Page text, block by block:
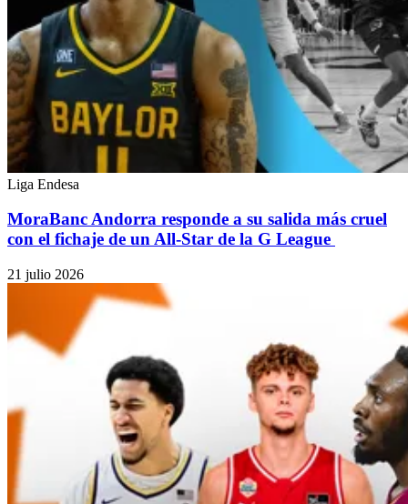
Liga Endesa
MoraBanc Andorra responde a su salida más cruel
con el fichaje de un All-Star de la G League
21 julio 2026